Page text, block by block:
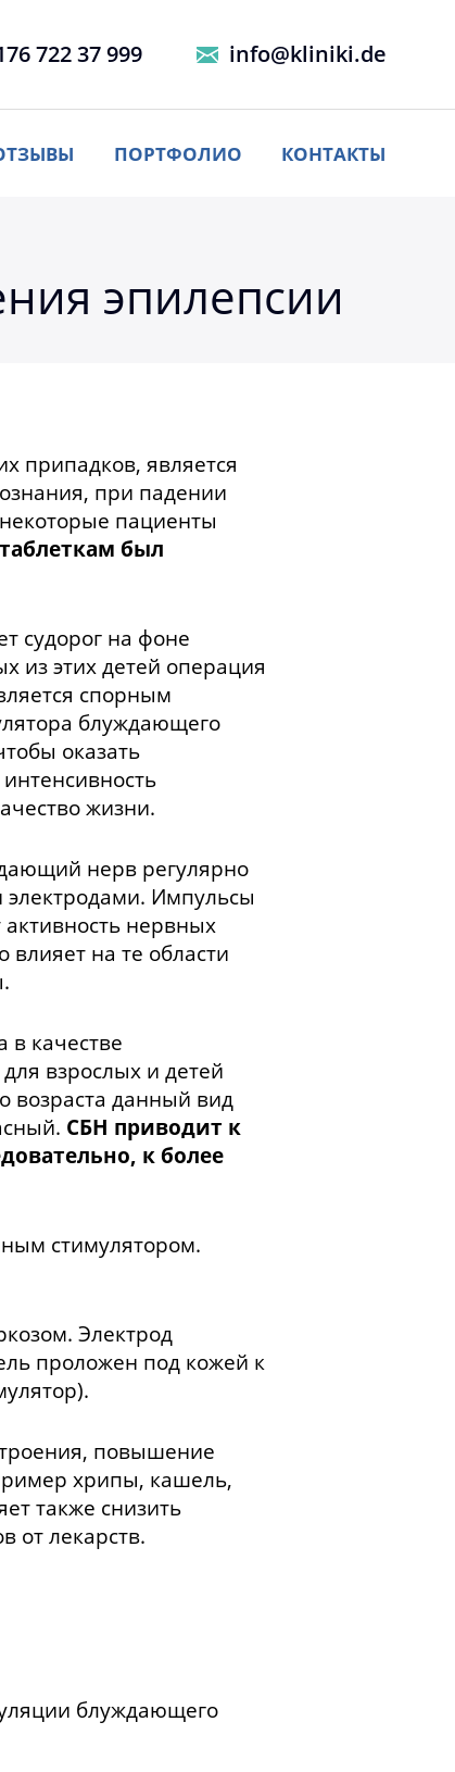
722 37 999 info@kliniki.de
ПОРТФОЛИО КОНТАКТЫ
эпилепсии
припадков, является
при падении
пациенты
был
судорог на фоне
из этих детей операция
спорным
блуждающего
оказать
жизни.
нерв регулярно
электродами. Импульсы
нервных
влияет на те области
в качестве
взрослых и детей
возраста данный вид
СБН приводит к
к более
стимулятором.
Электрод
проложен под кожей к
повышение
хрипы, кашель,
также снизить
от лекарств.
блуждающего